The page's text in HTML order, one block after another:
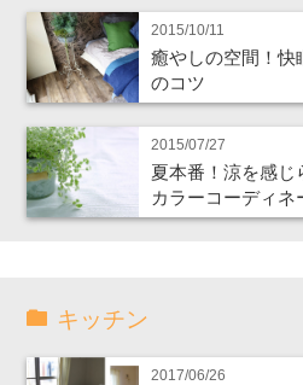
2015/10/11
癒やしの空間！快
のコツ
2015/07/27
夏本番！涼を感じ
カラーコーディネ
キッチン
2017/06/26